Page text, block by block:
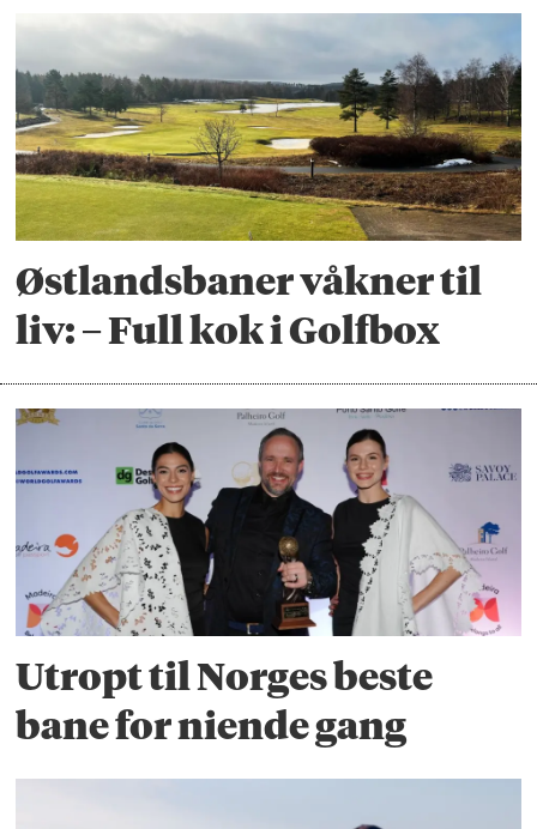
Østlandsbaner våkner til
liv: – Full kok i Golfbox
Utropt til Norges beste
bane for niende gang